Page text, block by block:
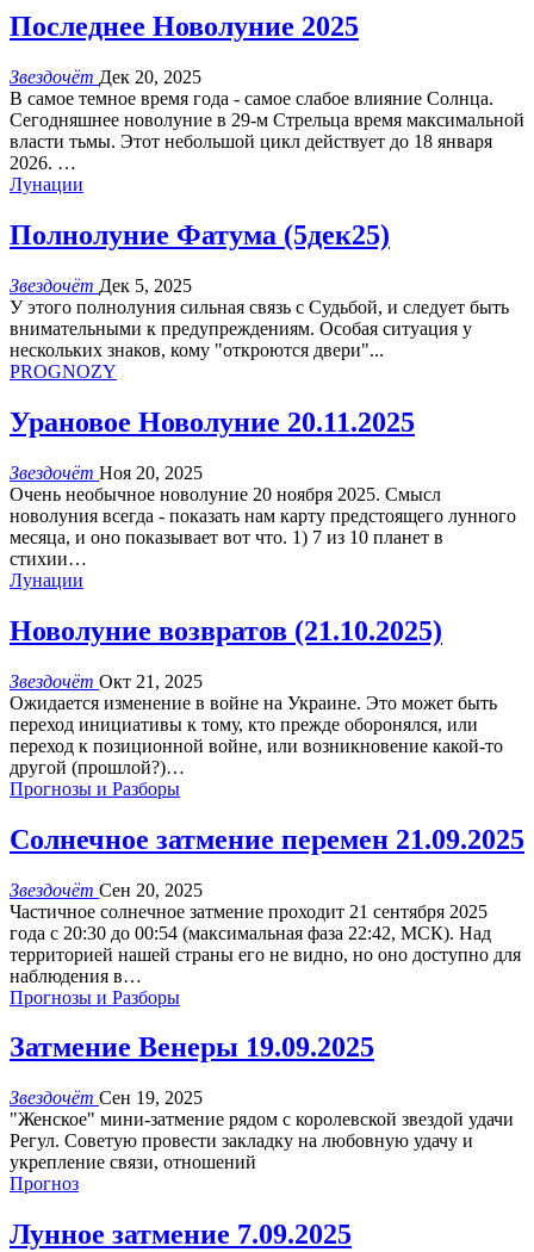
Последнее Новолуние 2025
Звездочёт Дек 20, 2025
В самое темное время года - самое слабое влияние Солнца.
Сегодняшнее новолуние в 29-м Стрельца время максимальной
власти тьмы. Этот небольшой цикл действует до 18 января
2026. …
Лунации
Полнолуние Фатума (5дек25)
Звездочёт Дек 5, 2025
У этого полнолуния сильная связь с Судьбой, и следует быть
внимательными к предупреждениям. Особая ситуация у
нескольких знаков, кому "откроются двери"...
PROGNOZY
Урановое Новолуние 20.11.2025
Звездочёт Ноя 20, 2025
Очень необычное новолуние 20 ноября 2025. Смысл
новолуния всегда - показать нам карту предстоящего лунного
месяца, и оно показывает вот что. 1) 7 из 10 планет в
стихии…
Лунации
Новолуние возвратов (21.10.2025)
Звездочёт Окт 21, 2025
Ожидается изменение в войне на Украине. Это может быть
переход инициативы к тому, кто прежде оборонялся, или
переход к позиционной войне, или возникновение какой-то
другой (прошлой?)…
Прогнозы и Разборы
Солнечное затмение перемен 21.09.2025
Звездочёт Сен 20, 2025
Частичное солнечное затмение проходит 21 сентября 2025
года с 20:30 до 00:54 (максимальная фаза 22:42, МСК). Над
территорией нашей страны его не видно, но оно доступно для
наблюдения в…
Прогнозы и Разборы
Затмение Венеры 19.09.2025
Звездочёт Сен 19, 2025
"Женское" мини-затмение рядом с королевской звездой удачи
Регул. Советую провести закладку на любовную удачу и
укрепление связи, отношений
Прогноз
Лунное затмение 7.09.2025